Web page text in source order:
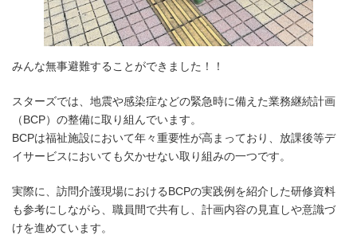
みんな無事避難することができました！！
スターズでは、地震や感染症などの緊急時に備えた業務継続計画
（BCP）の整備に取り組んでいます。
BCPは福祉施設において年々重要性が高まっており、放課後等デ
イサービスにおいても欠かせない取り組みの一つです。
実際に、訪問介護現場におけるBCPの実践例を紹介した研修資料
も参考にしながら、職員間で共有し、計画内容の見直しや意識づ
けを進めています。